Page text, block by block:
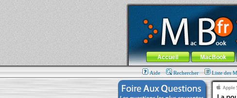
MacBook-fr.com : 100% Apple... 100% nomade !
Aller au contenu-Aller au menu
Menu général
Accueil MacBook
Aide Rechercher Liste des